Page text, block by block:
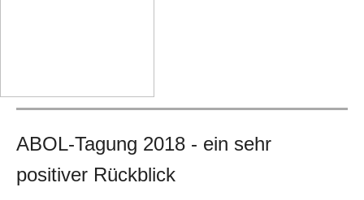
ABOL-Tagung 2018 - ein sehr
positiver Rückblick